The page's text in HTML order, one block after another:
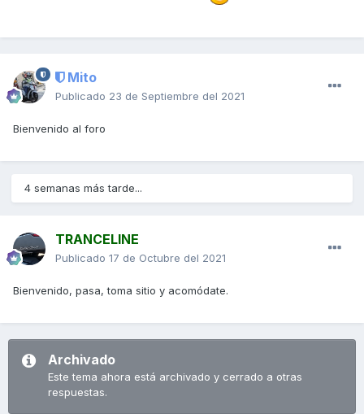
Mito
Publicado 23 de Septiembre del 2021
Bienvenido al foro
4 semanas más tarde...
TRANCELINE
Publicado 17 de Octubre del 2021
Bienvenido, pasa, toma sitio y acomódate.
Archivado
Este tema ahora está archivado y cerrado a otras
respuestas.